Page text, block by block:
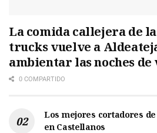
La comida callejera de
trucks vuelve a
ambientar las noches de
0 COMPARTIDO
Los mejores cortadores
en Castellanos